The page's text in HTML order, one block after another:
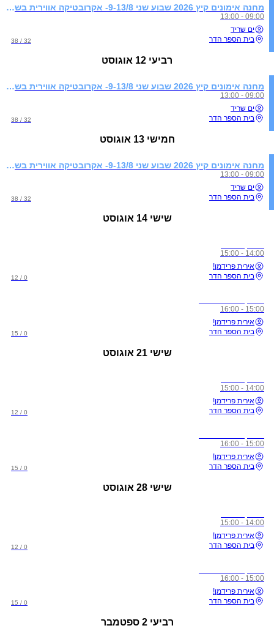
מחנה אימונים קיץ 2026 שבוע שני 9-13/8- אקרובטיקה אווירית בשילוב התעמלות קרקע
09:00 - 13:00
ים שריד
בית הספר הדר
32 / 38
רביעי 12 אוגוסט
מחנה אימונים קיץ 2026 שבוע שני 9-13/8- אקרובטיקה אווירית בשילוב התעמלות קרקע
09:00 - 13:00
ים שריד
בית הספר הדר
32 / 38
חמישי 13 אוגוסט
מחנה אימונים קיץ 2026 שבוע שני 9-13/8- אקרובטיקה אווירית בשילוב התעמלות קרקע
09:00 - 13:00
ים שריד
בית הספר הדר
32 / 38
שישי 14 אוגוסט
14:00 - 15:00
אירית פרידמן!
בית הספר הדר
0 / 12
15:00 - 16:00
אירית פרידמן!
בית הספר הדר
0 / 15
שישי 21 אוגוסט
14:00 - 15:00
אירית פרידמן!
בית הספר הדר
0 / 12
15:00 - 16:00
אירית פרידמן!
בית הספר הדר
0 / 15
שישי 28 אוגוסט
14:00 - 15:00
אירית פרידמן!
בית הספר הדר
0 / 12
15:00 - 16:00
אירית פרידמן!
בית הספר הדר
0 / 15
רביעי 2 ספטמבר